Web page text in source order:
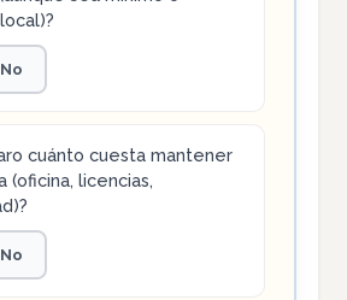
No
cuánto cuesta mantener
(oficina, licencias,
No